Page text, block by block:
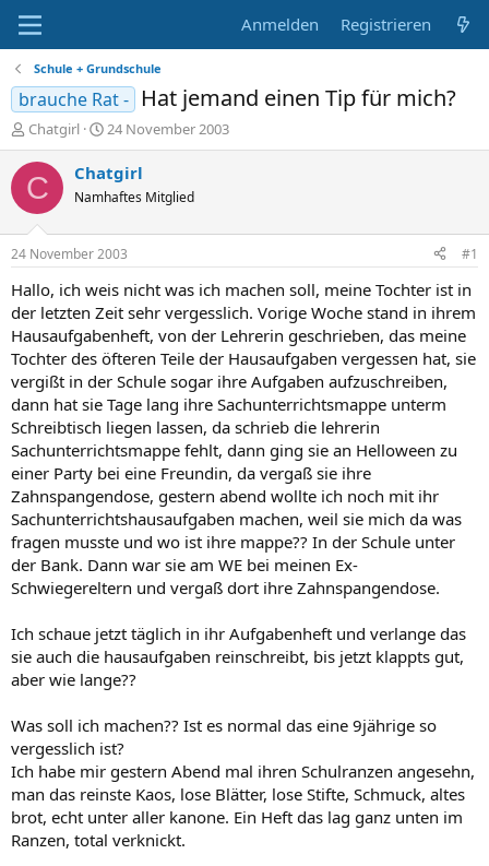
Anmelden Registrieren
Schule + Grundschule
brauche Rat - Hat jemand einen Tip für mich?
E
r
s
t
e
r
Chatgirl
E
r
s
e
l
t
a
m
24 November 2003
C Chatgirl
Namhaftes Mitglied
24 November 2003 #1
Hallo, ich weis nicht was ich machen soll, meine Tochter ist in
der letzten Zeit sehr vergesslich. Vorige Woche stand in ihrem
Hausaufgabenheft, von der Lehrerin geschrieben, das meine
Tochter des öfteren Teile der Hausaufgaben vergessen hat, sie
vergißt in der Schule sogar ihre Aufgaben aufzuschreiben,
dann hat sie Tage lang ihre Sachunterrichtsmappe unterm
Schreibtisch liegen lassen, da schrieb die lehrerin
Sachunterrichtsmappe fehlt, dann ging sie an Helloween zu
einer Party bei eine Freundin, da vergaß sie ihre
Zahnspangendose, gestern abend wollte ich noch mit ihr
Sachunterrichtshausaufgaben machen, weil sie mich da was
fragen musste und wo ist ihre mappe?? In der Schule unter
der Bank. Dann war sie am WE bei meinen Ex-
Schwiegereltern und vergaß dort ihre Zahnspangendose.
Ich schaue jetzt täglich in ihr Aufgabenheft und verlange das
sie auch die hausaufgaben reinschreibt, bis jetzt klappts gut,
aber wie lange??
Was soll ich machen?? Ist es normal das eine 9jährige so
vergesslich ist?
Ich habe mir gestern Abend mal ihren Schulranzen angesehn,
man das reinste Kaos, lose Blätter, lose Stifte, Schmuck, altes
brot, echt unter aller kanone. Ein Heft das lag ganz unten im
Ranzen, total verknickt.